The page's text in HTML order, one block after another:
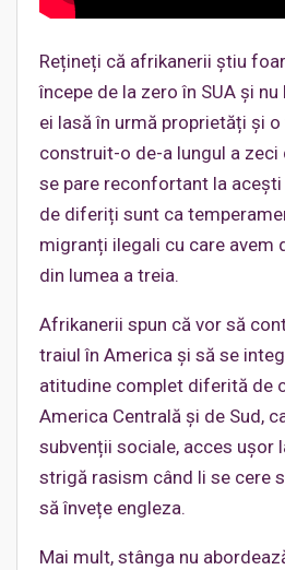
Rețineți că afrikanerii știu
începe de la zero în SUA și
ei lasă în urmă proprietăți și o
construit-o de-a lungul a zeci
se pare reconfortant la
de diferiți sunt ca
migranți ilegali cu care avem
din lumea a treia.
Afrikanerii spun că vor să
traiul în America și să se
atitudine complet diferită de
America Centrală și de Sud,
subvenții sociale, acces ușor
strigă rasism când li se cere
să învețe engleza.
Mai mult, stânga nu